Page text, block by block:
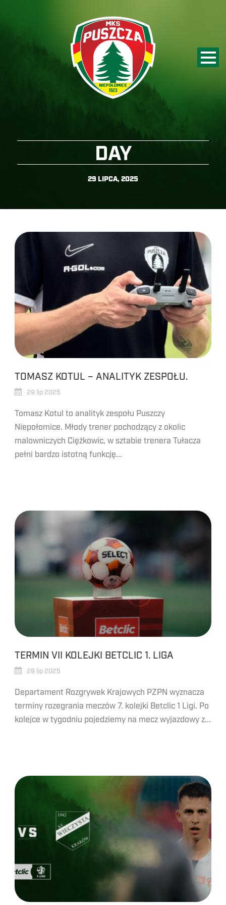
DAY
29 LIPCA, 2025
TOMASZ KOTUL – ANALITYK ZESPOŁU.
29 lip 2025
Tomasz Kotul to analityk zespołu Puszczy
Niepołomice. Młody trener pochodzący z okolic
malowniczych Ciężkowic, w sztabie trenera Tułacza
pełni bardzo istotną funkcję...
TERMIN VII KOLEJKI BETCLIC 1. LIGA
29 lip 2025
Departament Rozgrywek Krajowych PZPN wyznacza
terminy rozegrania meczów 7. kolejki Betclic 1 Ligi. Po
kolejce w tygodniu pojedziemy na mecz wyjazdowy z...